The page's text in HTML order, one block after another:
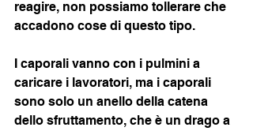
reagire, non possiamo tollerare che
accadono cose di questo tipo.
I caporali vanno con i pulmini a
caricare i lavoratori, ma i caporali
sono solo un anello della catena
dello sfruttamento, che è un drago a